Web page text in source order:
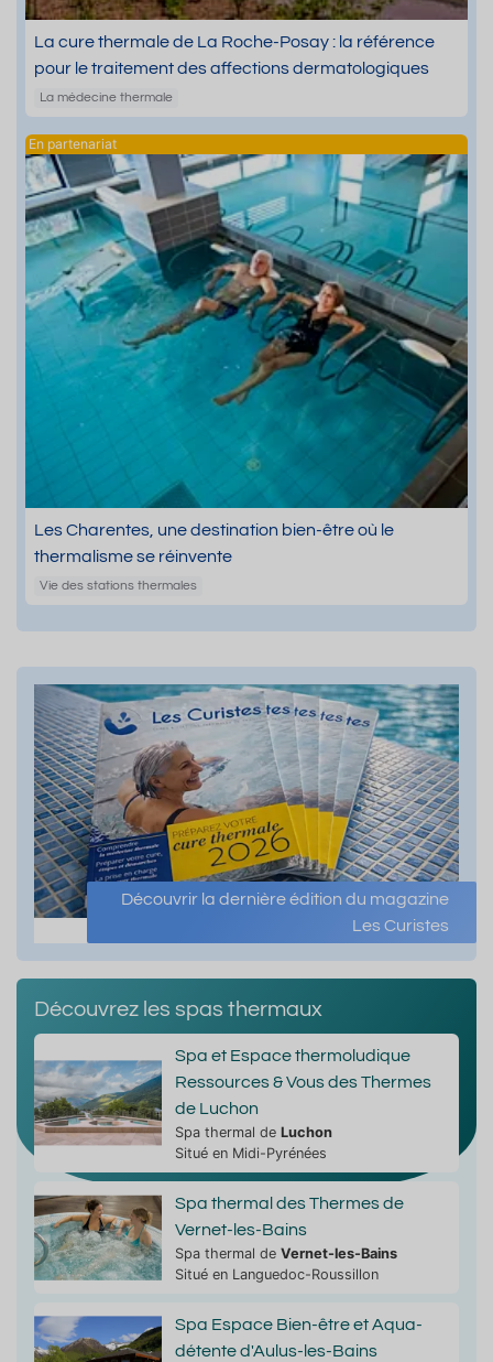
La cure thermale de La Roche-Posay : la référence
pour le traitement des affections dermatologiques
La médecine thermale
Les Charentes, une destination bien-être où le
thermalisme se réinvente
Vie des stations thermales
Découvrir la dernière édition du magazine
Les Curistes
Découvrez les spas thermaux
Spa et Espace thermoludique
Ressources & Vous des Thermes
de Luchon
Spa thermal de Luchon
Situé en Midi-Pyrénées
Spa thermal des Thermes de
Vernet-les-Bains
Spa thermal de Vernet-les-Bains
Situé en Languedoc-Roussillon
Spa Espace Bien-être et Aqua-
détente d'Aulus-les-Bains